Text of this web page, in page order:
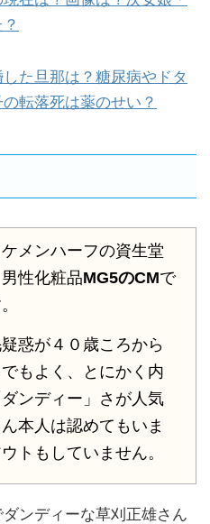
た旦那は？糖尿病やドタ
転落死は薬のせい？
メンハーフの資生堂
性化粧品MG5のCMで
惑が４０歳ころから
もよく、とにかく内
ンディー」さが人気
本人は認めてもいま
トもしていません。
ンディーな草刈正雄さん